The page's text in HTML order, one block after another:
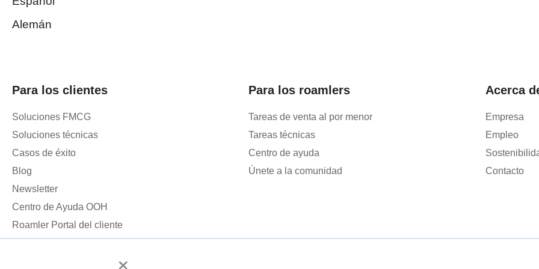
×
Alemán
Para los clientes
Soluciones FMCG
Soluciones técnicas
Casos de éxito
Blog
Newsletter
Centro de Ayuda OOH
Roamler Portal del cliente
Para los roamlers
Tareas de venta al por menor
Tareas técnicas
Centro de ayuda
Únete a la comunidad
Acerca
Empresa
Empleo
Contacto